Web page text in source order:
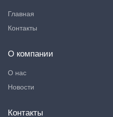
Главная
Контакты
О компании
О нас
Новости
Контакты